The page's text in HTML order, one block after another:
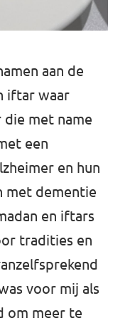
aan de
iftar waar
die met name
een
en hun
met dementie
en iftars
tradities en
voor mij als
om meer te